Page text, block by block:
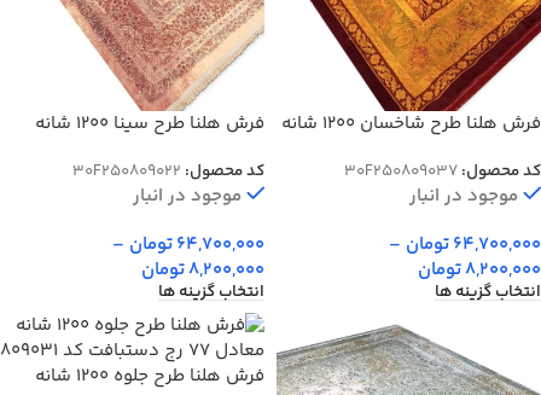
فرش هلنا طرح شاخسان 1200 شانه
کد محصول:30F250809037
موجود در انبار
64,700,000تومان –
8,200,000تومان
انتخاب گزینه ها
فرش هلنا طرح سینا 1200 شانه
کد محصول: 30F250809022
موجود در انبار
64,700,000تومان –
8,200,000تومان
انتخاب گزینه ها
فرش هلنا طرح جلوه 1200 شانه